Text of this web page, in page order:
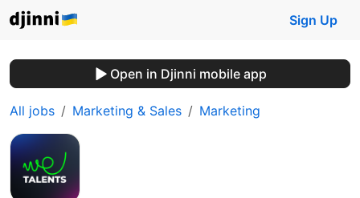
Sign Up
Open in Djinni mobile app
All jobs Marketing & Sales Marketing